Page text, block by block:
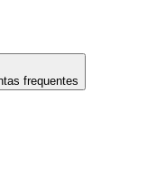
frequentes